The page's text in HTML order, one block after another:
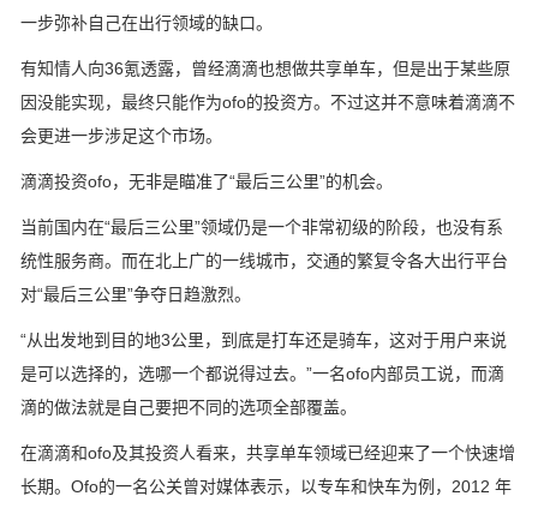
一步弥补自己在出行领域的缺口。
有知情人向36氪透露，曾经滴滴也想做共享单车，但是出于某些原
因没能实现，最终只能作为ofo的投资方。不过这并不意味着滴滴不
会更进一步涉足这个市场。
滴滴投资ofo，无非是瞄准了“最后三公里”的机会。
当前国内在“最后三公里”领域仍是一个非常初级的阶段，也没有系
统性服务商。而在北上广的一线城市，交通的繁复令各大出行平台
对“最后三公里”争夺日趋激烈。
“从出发地到目的地3公里，到底是打车还是骑车，这对于用户来说
是可以选择的，选哪一个都说得过去。”一名ofo内部员工说，而滴
滴的做法就是自己要把不同的选项全部覆盖。
在滴滴和ofo及其投资人看来，共享单车领域已经迎来了一个快速增
长期。Ofo的一名公关曾对媒体表示，以专车和快车为例，2012 年